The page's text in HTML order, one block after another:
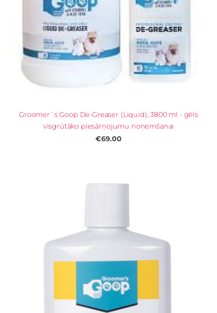
Groomer`s Goop De-Greaser (Liquid), 3800 ml - gēls
visgrūtāko piesārņojumu noņemšanai
€69.00